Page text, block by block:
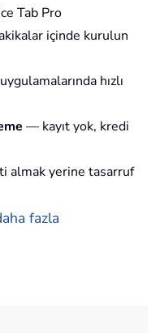
Tab Pro
içinde kurulun
hızlı
— kayıt yok, kredi
yerine tasarruf
fazla